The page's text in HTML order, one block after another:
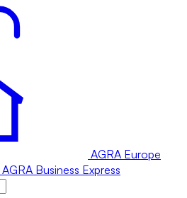
AGRA Europe
AGRA Business Express